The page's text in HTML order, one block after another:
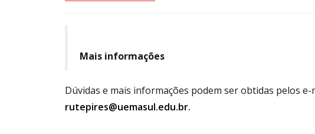
Mais informações
Dúvidas e mais informações podem ser obtidas pelos e-
rutepires@uemasul.edu.br.